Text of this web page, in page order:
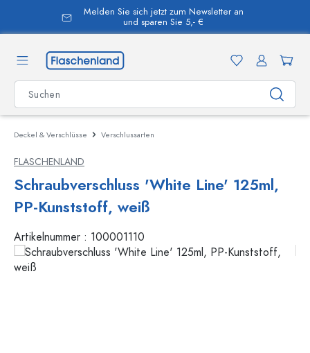
springen
Melden Sie sich jetzt zum Newsletter an
und sparen Sie 5,- €
Deckel & Verschlüsse Verschlussarten
FLASCHENLAND
Schraubverschluss 'White Line' 125ml,
PP-Kunststoff, weiß
Artikelnummer : 100001110